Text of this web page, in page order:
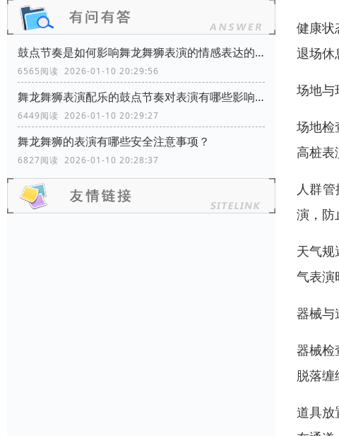
鼓点节奏是如何影响舞龙舞狮表演的情感表达的？
6565阅读 2026-01-10 20:29:56
舞龙舞狮表演配乐的鼓点节奏对表演有哪些影响？
6449阅读 2026-01-10 20:29:27
舞龙舞狮的表演有哪些安全注意事项？
6827阅读 2026-01-10 20:28:37
健康状
退场休
场地与
场地检
高桩表
人群
演，防
天气
气表演
器械与
器械检
脱落缠
道具放